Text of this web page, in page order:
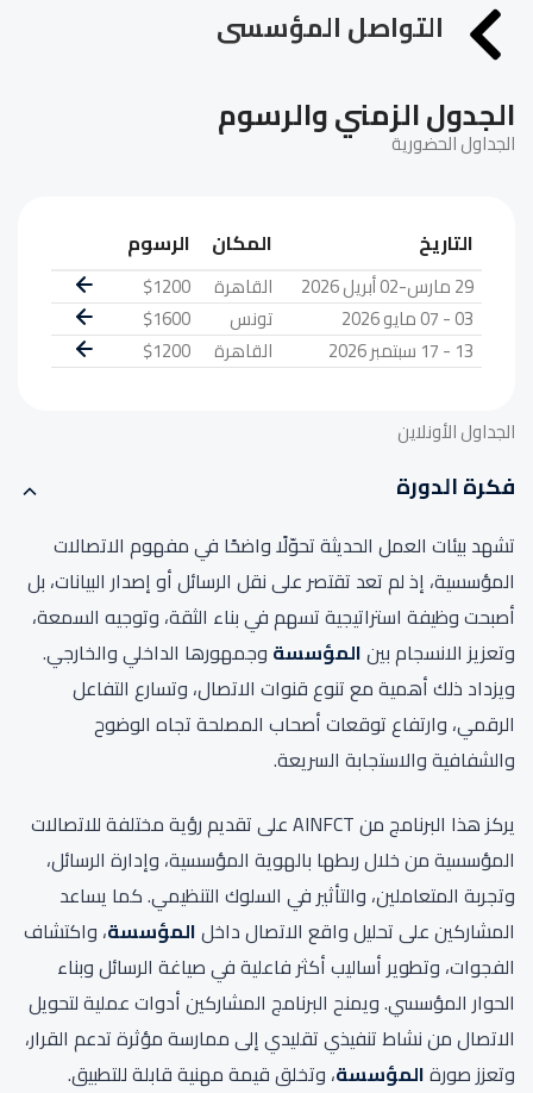
التواصل المؤسسى
الجدول الزمني والرسوم
الجداول الحضورية
التاريخ المكان الرسوم
29 مارس-02 أبريل 2026 القاهرة
$1200
03 - 07 مايو 2026
تونس
$1600
13 - 17 سبتمبر 2026
القاهرة $1200
الجداول الأونلاين
فكرة الدورة
تشهد بيئات العمل الحديثة تحوّلًا واضحًا في مفهوم الاتصالات
المؤسسية، إذ لم تعد تقتصر على نقل الرسائل أو إصدار البيانات، بل
أصبحت وظيفة استراتيجية تسهم في بناء الثقة، وتوجيه السمعة،
وتعزيز الانسجام بينالمؤسسة وجمهورها الداخلي والخارجي.
ويزداد ذلك أهمية مع تنوع قنوات الاتصال، وتسارع التفاعل
الرقمي، وارتفاع توقعات أصحاب المصلحة تجاه الوضوح
والشفافية والاستجابة السريعة.
يركز هذا البرنامج من AINFCT على تقديم رؤية مختلفة للاتصالات
المؤسسية من خلال ربطها بالهوية المؤسسية، وإدارة الرسائل،
وتجربة المتعاملين، والتأثير في السلوك التنظيمي. كما يساعد
المشاركين على تحليل واقع الاتصال داخلالمؤسسة، واكتشاف
الفجوات، وتطوير أساليب أكثر فاعلية في صياغة الرسائل وبناء
الحوار المؤسسي. ويمنح البرنامج المشاركين أدوات عملية لتحويل
الاتصال من نشاط تنفيذي تقليدي إلى ممارسة مؤثرة تدعم القرار،
وتعزز صورةالمؤسسة، وتخلق قيمة مهنية قابلة للتطبيق.